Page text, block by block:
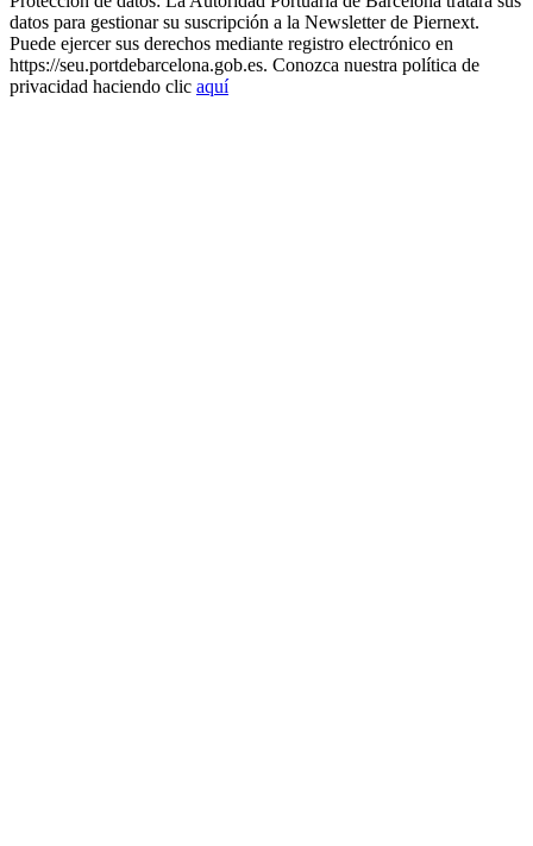
datos para gestionar su suscripción a la Newsletter de Piernext.
Puede ejercer sus derechos mediante registro electrónico en
https://seu.portdebarcelona.gob.es. Conozca nuestra política de
privacidad haciendo clic aquí